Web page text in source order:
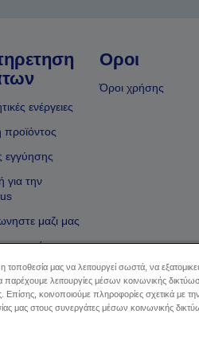
ενέργειες
εγγύησης
για την
μαζι μας
εμπόρου
Οροι
Όροι χρήσης
Identification
Δήλωση
μας να λειτουργεί σωστά, να
παρέχουμε λειτουργίες μέσων κοινωνικής
Επίσης, κοινοποιούμε πληροφορίες σχετικά με
μας στους συνεργάτες μέσων κοινωνικής